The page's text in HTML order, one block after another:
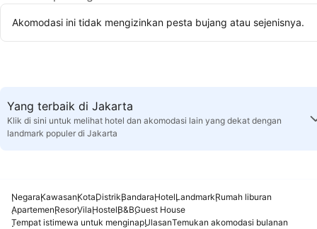
Akomodasi ini tidak mengizinkan pesta bujang atau sejenisnya.
Yang terbaik di Jakarta
Klik di sini untuk melihat hotel dan akomodasi lain yang dekat dengan
landmark populer di Jakarta
NegaraKawasanKotaDistrikBandaraHotelLandmarkRumah liburan
ApartemenResorVilaHostelB&BGuest House
Tempat istimewa untuk menginapUlasanTemukan akomodasi bulanan